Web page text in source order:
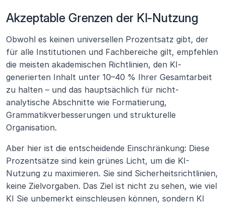
Akzeptable Grenzen der KI-Nutzung
Obwohl es keinen universellen Prozentsatz gibt, der
für alle Institutionen und Fachbereiche gilt, empfehlen
die meisten akademischen Richtlinien, den KI-
generierten Inhalt unter 10–40 % Ihrer Gesamtarbeit
zu halten – und das hauptsächlich für nicht-
analytische Abschnitte wie Formatierung,
Grammatikverbesserungen und strukturelle
Organisation.
Aber hier ist die entscheidende Einschränkung: Diese
Prozentsätze sind kein grünes Licht, um die KI-
Nutzung zu maximieren. Sie sind Sicherheitsrichtlinien,
keine Zielvorgaben. Das Ziel ist nicht zu sehen, wie viel
KI Sie unbemerkt einschleusen können, sondern KI